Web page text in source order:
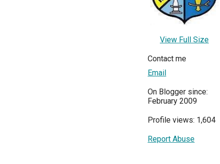
View Full Size
Contact me
Email
On Blogger since:
February 2009
Profile views: 1,604
Report Abuse